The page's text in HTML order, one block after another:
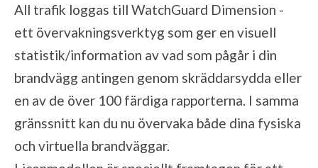
All trafik loggas till WatchGuard Dimension -
ett övervakningsverktyg som ger en visuell
statistik/information av vad som pågår i din
brandvägg antingen genom skräddarsydda eller
en av de över 100 färdiga rapporterna. I samma
gränssnitt kan du nu övervaka både dina fysiska
och virtuella brandväggar.